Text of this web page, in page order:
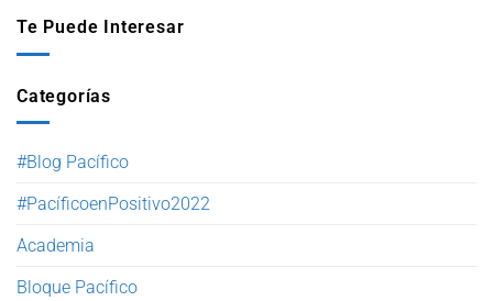
Te Puede Interesar
Categorías
#Blog Pacífico
#PacíficoenPositivo2022
Academia
Bloque Pacífico